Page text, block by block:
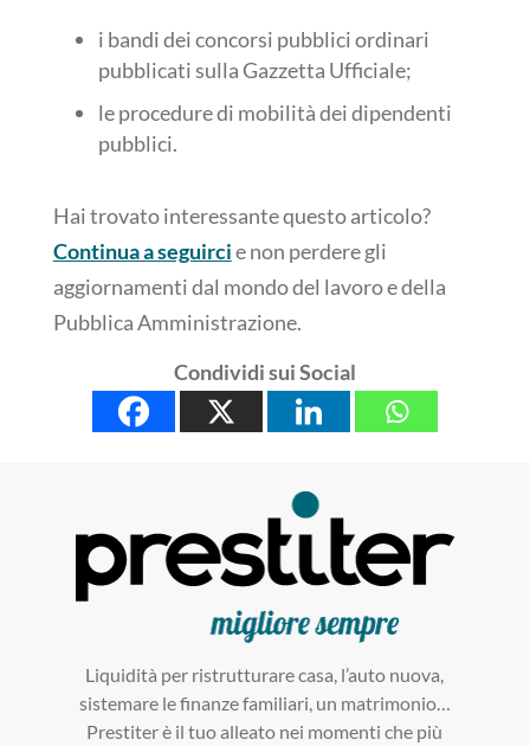
i bandi dei concorsi pubblici ordinari
pubblicati sulla Gazzetta Ufficiale;
le procedure di mobilità dei dipendenti
pubblici.
Hai trovato interessante questo articolo?
Continua a seguircie non perdere gli
aggiornamenti dal mondo del lavoro e della
Pubblica Amministrazione.
Condividi sui Social
Liquidità per ristrutturare casa, l’auto nuova,
sistemare le finanze familiari, un matrimonio…
Prestiter è il tuo alleato nei momenti che più